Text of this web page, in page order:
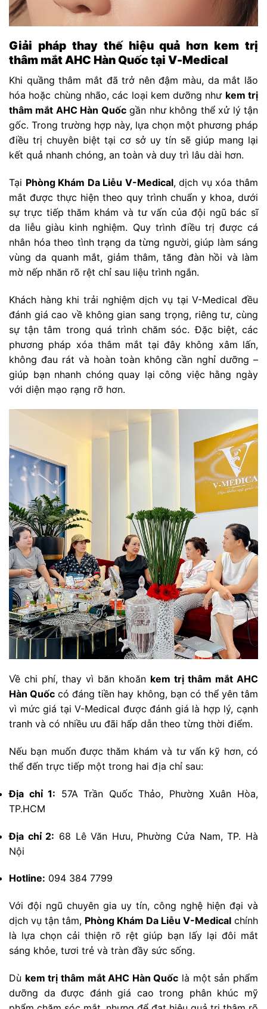
Giải pháp thay thế hiệu quả hơn kem trị
thâm mắt AHC Hàn Quốc tại V-Medical
Khi quầng thâm mắt đã trở nên đậm màu, da mắt lão
hóa hoặc chùng nhão, các loại kem dưỡng như kem trị
thâm mắt AHC Hàn Quốcgần như không thể xử lý tận
gốc. Trong trường hợp này, lựa chọn một phương pháp
điều trị chuyên biệt tại cơ sở uy tín sẽ giúp mang lại
kết quả nhanh chóng, an toàn và duy trì lâu dài hơn.
Tại Phòng Khám Da Liễu V-Medical, dịch vụ xóa thâm
mắt được thực hiện theo quy trình chuẩn y khoa, dưới
sự trực tiếp thăm khám và tư vấn của đội ngũ bác sĩ
da liễu giàu kinh nghiệm. Quy trình điều trị được cá
nhân hóa theo tình trạng da từng người, giúp làm sáng
vùng da quanh mắt, giảm thâm, tăng đàn hồi và làm
mờ nếp nhăn rõ rệt chỉ sau liệu trình ngắn.
Khách hàng khi trải nghiệm dịch vụ tại V-Medical đều
đánh giá cao về không gian sang trọng, riêng tư, cùng
sự tận tâm trong quá trình chăm sóc. Đặc biệt, các
phương pháp xóa thâm mắt tại đây không xâm lấn,
không đau rát và hoàn toàn không cần nghỉ dưỡng –
giúp bạn nhanh chóng quay lại công việc hằng ngày
với diện mạo rạng rỡ hơn.
Về chi phí, thay vì băn khoăn kem trị thâm mắt AHC
Hàn Quốc có đáng tiền hay không, bạn có thể yên tâm
vì mức giá tại V-Medical được đánh giá là hợp lý, cạnh
tranh và có nhiều ưu đãi hấp dẫn theo từng thời điểm.
Nếu bạn muốn được thăm khám và tư vấn kỹ hơn, có
thể đến trực tiếp một trong hai địa chỉ sau:
Địa chỉ 1: 57A Trần Quốc Thảo, Phường Xuân Hòa,
TP.HCM
Địa chỉ 2: 68 Lê Văn Hưu, Phường Cửa Nam, TP. Hà
Nội
Hotline: 094 384 7799
Với đội ngũ chuyên gia uy tín, công nghệ hiện đại và
dịch vụ tận tâm, Phòng Khám Da Liễu V-Medical chính
là lựa chọn cải thiện rõ rệt giúp bạn lấy lại đôi mắt
sáng khỏe, tươi trẻ và tràn đầy sức sống.
Dù kem trị thâm mắt AHC Hàn Quốc là một sản phẩm
dưỡng da được đánh giá cao trong phân khúc mỹ